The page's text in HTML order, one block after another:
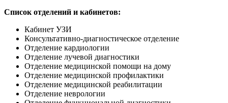
Список отделений и кабинетов:
Кабинет УЗИ
Консультативно-диагностическое отделение
Отделение кардиологии
Отделение лучевой диагностики
Отделение медицинской помощи на дому
Отделение медицинской профилактики
Отделение медицинской реабилитации
Отделение неврологии